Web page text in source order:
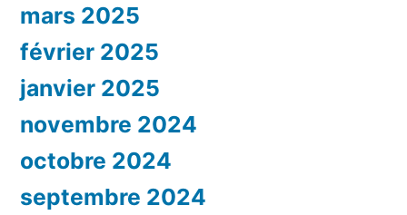
mars 2025
février 2025
janvier 2025
novembre 2024
octobre 2024
septembre 2024